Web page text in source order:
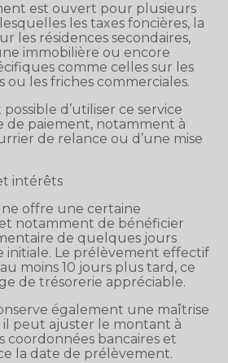
est ouvert pour plusieurs
les taxes foncières, la
les résidences secondaires,
immobilière ou encore
comme celles sur les
ou les friches commerciales.
d’utiliser ce service
de paiement, notamment à
de relance ou d’une mise
intérêts
offre une certaine
notamment de bénéficier
de quelques jours
initiale. Le prélèvement effectif
moins 10 jours plus tard, ce
de trésorerie appréciable.
également une maîtrise
il peut ajuster le montant à
coordonnées bancaires et
la date de prélèvement.